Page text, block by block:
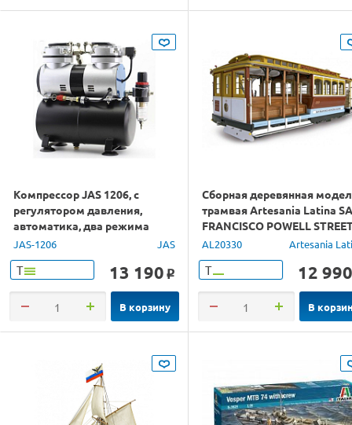
Компрессор JAS 1206, с
регулятором давления,
автоматика, два режима
работы, ресивер, два
цилиндра
JAS-1206 JAS
Т 13 190 o
В корзину
Сборная деревянная
трамвая Artesania Latina
FRANCISCO POWELL
1/22
AL20330 Artesania
Т 12 990
В